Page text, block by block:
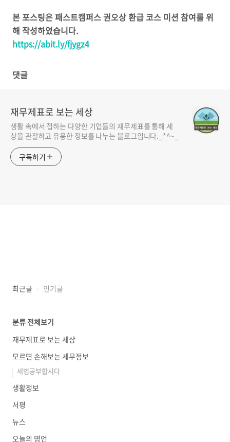
본 포스팅은 패스트캠퍼스 권오상 환급 코스 미션 참여를 위
해 작성하였습니다.
https://abit.ly/fjygz4
댓글
재무제표로 보는 세상
생활 속에서 접하는 다양한 기업들의 재무제표를 통해 세
상을 관찰하고 유용한 정보를 나누는 블로그입니다._*^~_
구독하기
최근글 인기글
분류 전체보기
재무제표로 보는 세상
모르면 손해보는 세무정보
세법공부합시다
생활정보
서평
뉴스
오늘의 명언